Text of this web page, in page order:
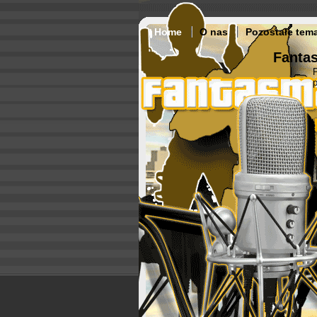
Home O nas Pozostałe